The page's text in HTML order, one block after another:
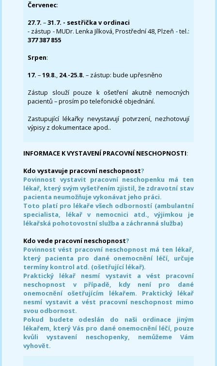
Červenec:
27.7.–31.7. - sestřička v ordinaci
- zástup - MUDr. Lenka Jílková, Prostřední 48, Plzeň - tel.:
377 387 855
Srpen:
17. –19.8., 24.-25.8. – zástup: bude upřesněno
Zástup slouží pouze k ošetření akutně nemocných
pacientů – prosím po telefonické objednání.
Zastupující lékařky nevystavují potvrzení, nezhotovují
výpisy z dokumentace apod..
INFORMACE K VYSTAVENÍ PRACOVNÍ NESCHOPNOSTI:
Kdo vystavuje pracovní neschopnost?
Povinnost vystavit pracovní neschopenku má ten
lékař, který svým vyšetřením zjistil, že zdravotní stav
pacienta neumožňuje vykonávat jeho práci.
Toto platí pro lékaře všech odborností (ambulantní
specialista, lékař v nemocnici atd., výjimkou je
lékařská pohotovostní služba a záchranná služba)
Kdo vede pracovní neschopnost?
Povinnost vést pracovní neschopnost má ten lékař,
který pacienta pro dané onemocnění léčí, určuje
termíny kontrol atd. (ošetřující lékař).
Praktický lékař nesmí vystavit a vést pracovní
neschopnost v případě, kdy není pro dané
onemocnění ošetřujícím lékařem. Praktický lékař
nesmí vystavit a vést pracovní neschopnost mimo
svou odbornost.
Pokud budete odeslán do naši ordinace jiným
lékařem, který Vás pro dané onemocnění léčí, pouze
kvůli vystavení neschopenky, nemůžeme Vám
vyhovět.